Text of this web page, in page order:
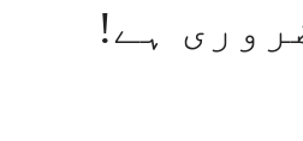
ہے!